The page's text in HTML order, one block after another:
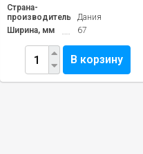
Страна-
производитель
Дания
Ширина, мм
67
В корзину